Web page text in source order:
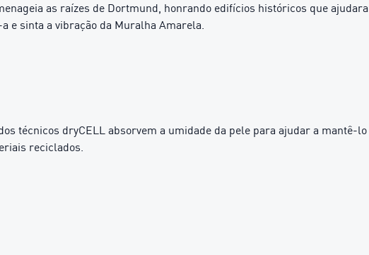
as raízes de Dortmund, honrando edifícios históricos que
e sinta a vibração da Muralha Amarela.
técnicos dryCELL absorvem a umidade da pele para ajudar a mantê-
reciclados.